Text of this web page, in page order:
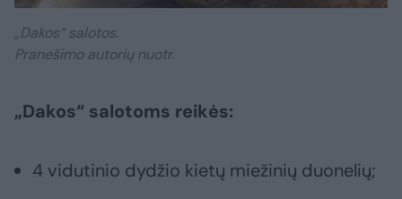
„Dakos“ salotos.
Pranešimo autorių nuotr.
„Dakos“ salotoms reikės:
4 vidutinio dydžio kietų miežinių duonelių;